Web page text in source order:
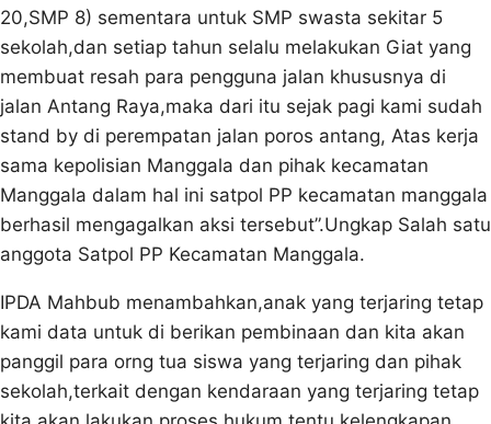
20,SMP 8) sementara untuk SMP swasta sekitar 5
sekolah,dan setiap tahun selalu melakukan Giat yang
membuat resah para pengguna jalan khususnya di
jalan Antang Raya,maka dari itu sejak pagi kami sudah
stand by di perempatan jalan poros antang, Atas kerja
sama kepolisian Manggala dan pihak kecamatan
Manggala dalam hal ini satpol PP kecamatan manggala
berhasil mengagalkan aksi tersebut”.Ungkap Salah satu
anggota Satpol PP Kecamatan Manggala.
IPDA Mahbub menambahkan,anak yang terjaring tetap
kami data untuk di berikan pembinaan dan kita akan
panggil para orng tua siswa yang terjaring dan pihak
sekolah,terkait dengan kendaraan yang terjaring tetap